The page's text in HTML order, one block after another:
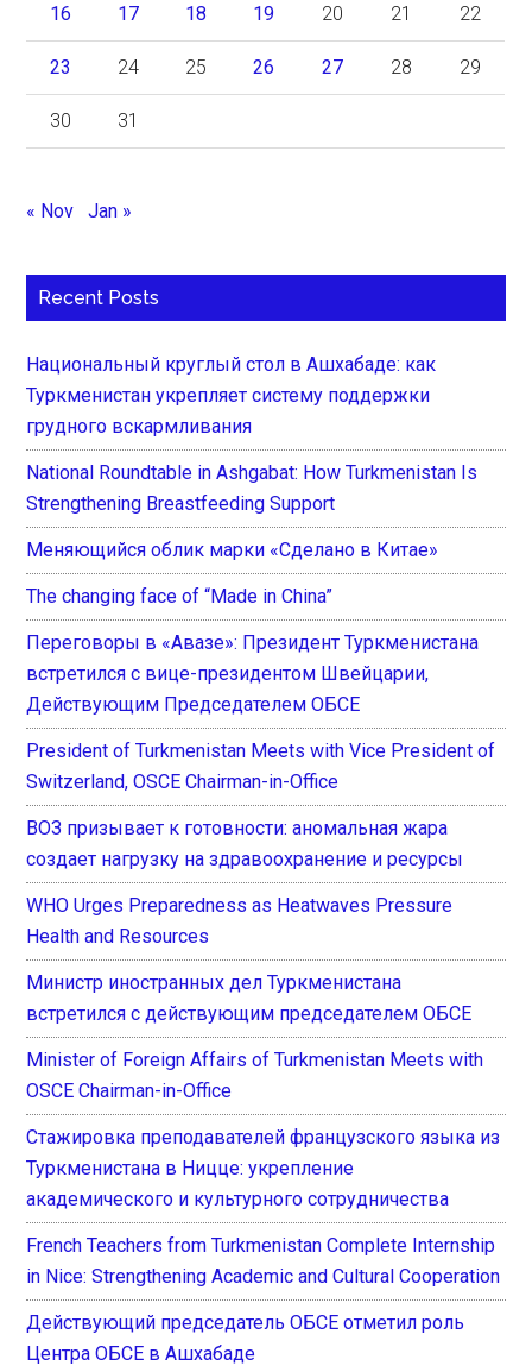
16 17 18 19 20 21 22
23 24 25 26 27 28 29
30 31
« Nov Jan »
Recent Posts
Национальный круглый стол в Ашхабаде: как
Туркменистан укрепляет систему поддержки
грудного вскармливания
National Roundtable in Ashgabat: How Turkmenistan Is
Strengthening Breastfeeding Support
Меняющийся облик марки «Сделано в Китае»
The changing face of “Made in China”
Переговоры в «Авазе»: Президент Туркменистана
встретился с вице-президентом Швейцарии,
Действующим Председателем ОБСЕ
President of Turkmenistan Meets with Vice President of
Switzerland, OSCE Chairman-in-Office
ВОЗ призывает к готовности: аномальная жара
создает нагрузку на здравоохранение и ресурсы
WHO Urges Preparedness as Heatwaves Pressure
Health and Resources
Министр иностранных дел Туркменистана
встретился с действующим председателем ОБСЕ
Minister of Foreign Affairs of Turkmenistan Meets with
OSCE Chairman-in-Office
Стажировка преподавателей французского языка из
Туркменистана в Ницце: укрепление
академического и культурного сотрудничества
French Teachers from Turkmenistan Complete Internship
in Nice: Strengthening Academic and Cultural Cooperation
Действующий председатель ОБСЕ отметил роль
Центра ОБСЕ в Ашхабаде